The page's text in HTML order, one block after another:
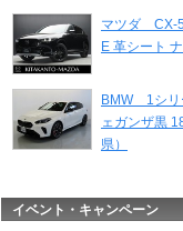
マツダ CX-
E 革シート
BMW 1シ
ェガンザ黒
県）
イベント・キャンペーン